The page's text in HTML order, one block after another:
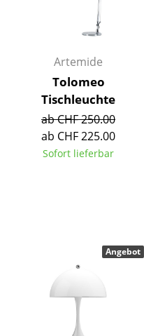
Sekretäre & PC-Tische
Stehtische & Stehpulte
Kindertische
Gartentische
Servierwagen
Regale & Schränke
Bücherregale
Wandregale
Artemide
Tolomeo
Tischleuchte
ab CHF 250.00
ab CHF 225.00
Sofort lieferbar
Angebot